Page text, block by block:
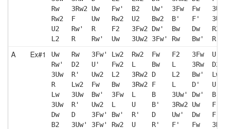
Rw   3Rw2 Uw   Fw'  B2   Uw'  3Fw  Fw
Rw2  F    Uw   Rw2  U2   Bw2  B'   F'
U2   Rw'  R    F2   3Fw2 Dw'  Bw   Dw
L2   R    Rw'  Uw   3Uw2 3Fw' Rw   Bw'  R
A Ex#1
Uw   Rw   3Fw' Lw2  Rw2  Fw   F2   3Fw  U'
Rw'  D2   U'   Fw2  L    Bw   L    3Rw
3Uw  R'   Uw2  L2   3Rw2 D    L2   Bw'
R    Lw2  Fw   Bw   3Rw2 F    L    D'
Lw   3Uw  Bw'  3Fw  L    B    3Uw' Dw'
3Uw  R'   Uw2  L    U    B'   3Rw2 Uw
Dw   D    3Fw' Bw'  R'   D    Uw'  Dw
B2   3Uw' 3Fw' Rw2  U    R'   F'   Fw